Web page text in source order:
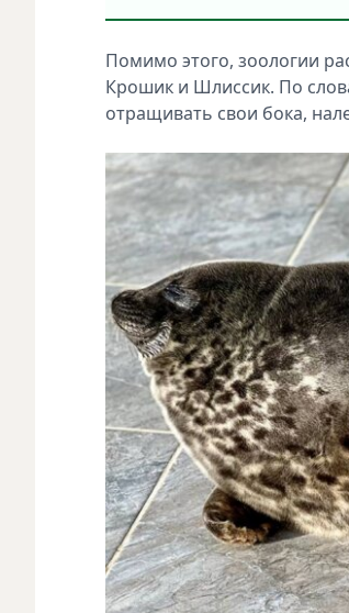
Помимо этого, зоологии
Крошик и Шлиссик. По
отращивать свои бока,